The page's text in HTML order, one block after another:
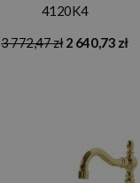
4120K4
3 772,47 zł 2 640,73 zł